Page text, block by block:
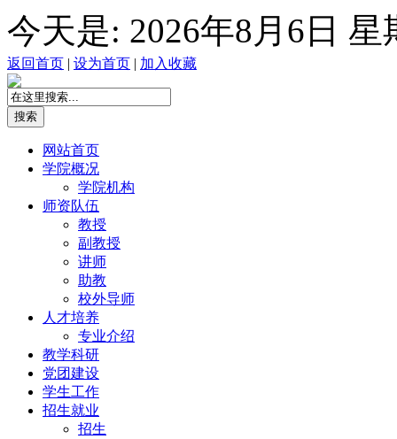
今天是: 2026年8月6日
返回首页 | 设为首页 | 加入收藏
网站首页
学院概况
学院机构
师资队伍
教授
副教授
讲师
助教
校外导师
人才培养
专业介绍
教学科研
党团建设
学生工作
招生就业
招生